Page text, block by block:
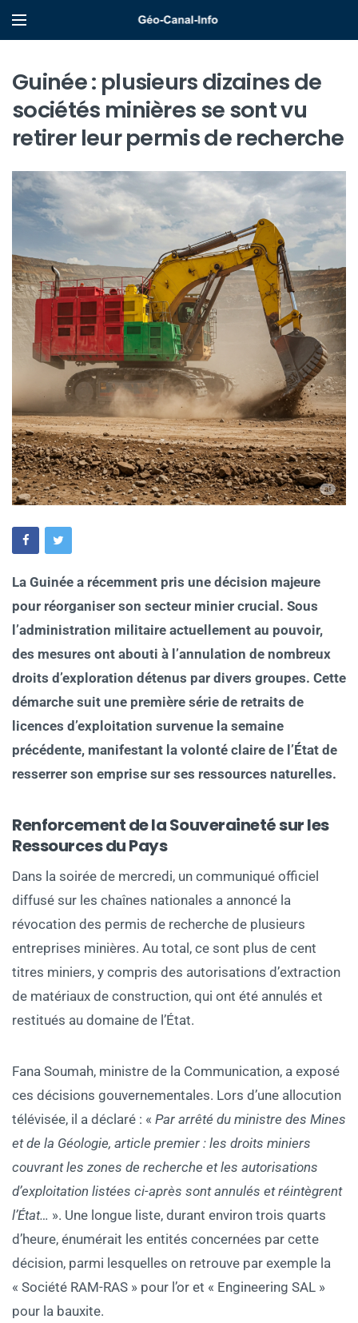
Guinée : plusieurs dizaines de
sociétés minières se sont vu
retirer leur permis de recherche
La Guinée a récemment pris une décision majeure
pour réorganiser son secteur minier crucial. Sous
l’administration militaire actuellement au pouvoir,
des mesures ont abouti à l’annulation de nombreux
droits d’exploration détenus par divers groupes. Cette
démarche suit une première série de retraits de
licences d’exploitation survenue la semaine
précédente, manifestant la volonté claire de l’État de
resserrer son emprise sur ses ressources naturelles.
Renforcement de la Souveraineté sur les
Ressources du Pays
Dans la soirée de mercredi, un communiqué officiel
diffusé sur les chaînes nationales a annoncé la
révocation des permis de recherche de plusieurs
entreprises minières. Au total, ce sont plus de cent
titres miniers, y compris des autorisations d’extraction
de matériaux de construction, qui ont été annulés et
restitués au domaine de l’État.
Fana Soumah, ministre de la Communication, a exposé
ces décisions gouvernementales. Lors d’une allocution
télévisée, il a déclaré : « Par arrêté du ministre des Mines
et de la Géologie, article premier : les droits miniers
couvrant les zones de recherche et les autorisations
d’exploitation listées ci-après sont annulés et réintègrent
l’État… ». Une longue liste, durant environ trois quarts
d’heure, énumérait les entités concernées par cette
décision, parmi lesquelles on retrouve par exemple la
« Société RAM-RAS » pour l’or et « Engineering SAL »
pour la bauxite.